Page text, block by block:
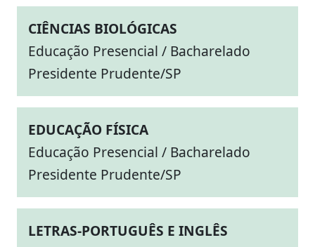
CIÊNCIAS BIOLÓGICAS
Educação Presencial / Bacharelado
Presidente Prudente/SP
EDUCAÇÃO FÍSICA
Educação Presencial / Bacharelado
Presidente Prudente/SP
LETRAS-PORTUGUÊS E INGLÊS